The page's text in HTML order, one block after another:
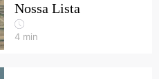
Nossa Lista
4 min